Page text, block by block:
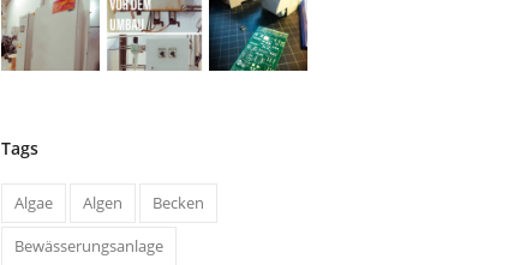
r
o
e
Tags
Algae Algen
Becken
Bewässerungsanlage